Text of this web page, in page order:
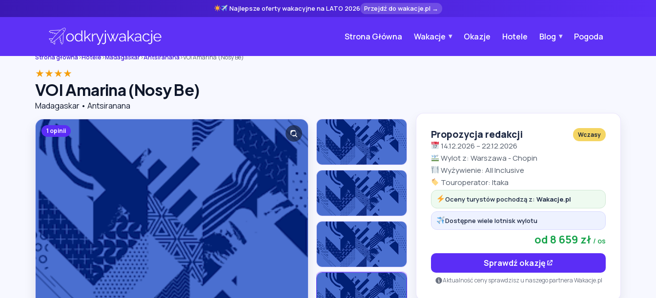
Najlepsze oferty wakacyjne na LATO 2026 Przejdź do wakacje.pl →
Strona Główna Wakacje Okazje Hotele Blog Pogoda
Strona główna›Hotele›Madagaskar›Antsiranana›VOI Amarina (Nosy Be)
★★★★
VOI Amarina (Nosy Be)
Madagaskar • Antsiranana
1 opinii Propozycja redakcji Wczasy
14.12.2026 – 22.12.2026
Wylot z: Warszawa - Chopin
Wyżywienie: All Inclusive
Touroperator: Itaka
Oceny turystów pochodzą z:Wakacje.pl
Dostępne wiele lotnisk wylotu
od 8 659 zł / os
Sprawdź okazję
Aktualność ceny sprawdzisz u naszego partnera Wakacje.pl